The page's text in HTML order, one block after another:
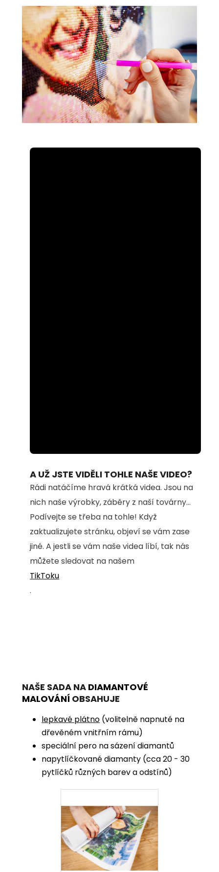
100.00%
A UŽ JSTE VIDĚLI TOHLE NAŠE VIDEO?
Rádi natáčíme hravá krátká videa. Jsou na
nich naše výrobky, záběry z naší továrny...
Podívejte se třeba na tohle! Když
zaktualizujete stránku, objeví se vám zase
jiné. A jestli se vám naše videa líbí, tak nás
můžete sledovat na našem
TikToku
.
NAŠE SADA NA DIAMANTOVÉ
MALOVÁNÍ OBSAHUJE
lepkavé plátno (volitelně napnuté na
dřevěném vnitřním rámu)
speciální pero na sázení diamantů
napytlíčkované diamanty (cca 20 - 30
pytlíčků různých barev a odstínů)